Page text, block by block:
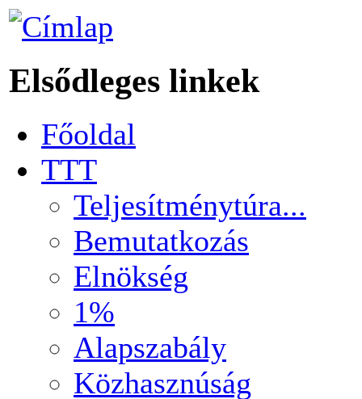
Elsődleges linkek
Főoldal
TTT
Teljesítménytúra...
Bemutatkozás
Elnökség
1%
Alapszabály
Közhasznúság